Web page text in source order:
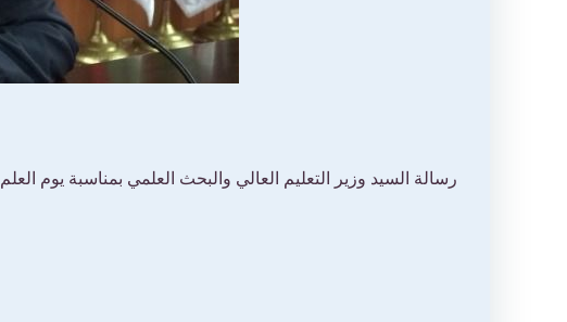
رسالة السيد وزير التعليم العالي والبحث العلمي بمناسبة يوم العلم